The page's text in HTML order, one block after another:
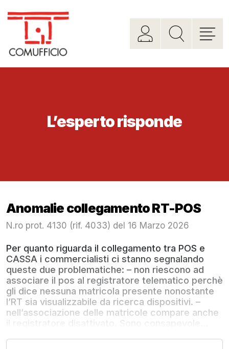
L’esperto risponde
Anomalie collegamento RT-POS
N.ro prot. 4130 (rif. 4033) del 16 Marzo 2026
Per quanto riguarda il collegamento tra POS e
CASSA i commercialisti ci stanno segnalando
queste due problematiche: – non riescono ad
associare il pos al registratore telematico perchè
gli dice nessuna matricola presente nonostante
l’RT sia visualizzabile da ricerca dispositivi. –
nell’associazione delle matricole compare anche